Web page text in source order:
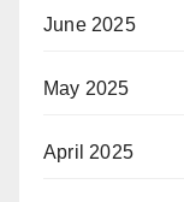
June 2025
May 2025
April 2025